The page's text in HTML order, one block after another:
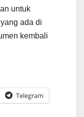
untuk
ada di
kembali
Telegram